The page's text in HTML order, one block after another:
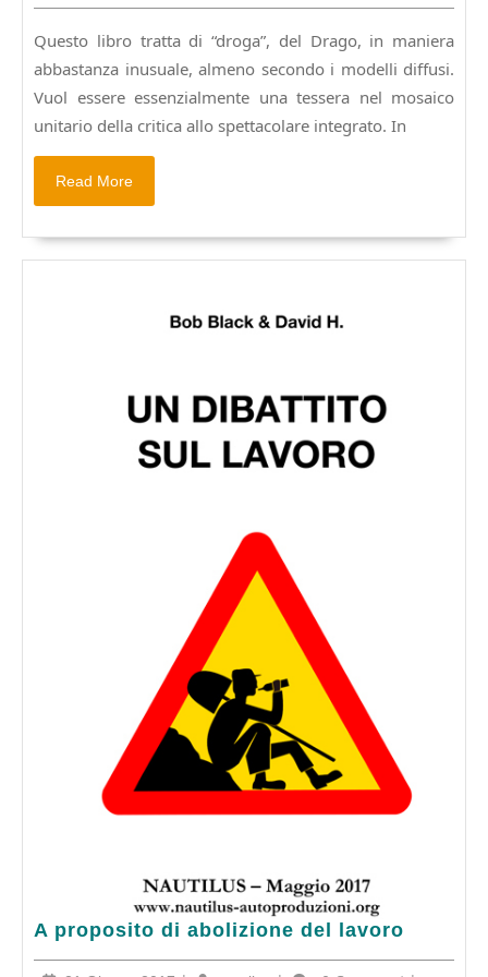
suo
spettacolo
sociale,
di
Riccardo
d’Este.
2015
Questo libro tratta di “droga”, del Drago, in maniera
abbastanza inusuale, almeno secondo i modelli diffusi.
Vuol essere essenzialmente una tessera nel mosaico
unitario della critica allo spettacolare integrato. In
Read More
A proposito di abolizione del lavoro
A